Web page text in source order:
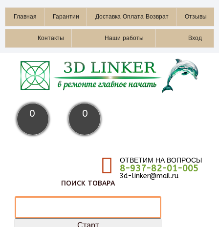
Главная Гарантии Доставка Оплата Возврат Отзывы
Контакты Наши работы Вход
0 0
ОТВЕТИМ НА ВОПРОСЫ
8-937-82-01-005
3d-linker@mail.ru
ПОИСК ТОВАРА